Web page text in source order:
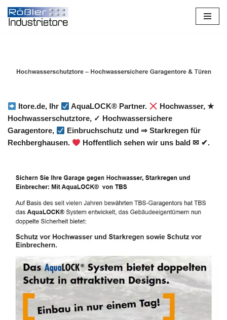
Zum
Itore.de, Ihr AquaLOCK® Partner.
Hochwasser, ★
Hochwasserschutztore, ✓ Hochwassersichere
Garagentore,
Einbruchschutz und ⇒ Starkregen für
Rechberghausen.
Hoffentlich sehen wir uns bald ✉ ✔.